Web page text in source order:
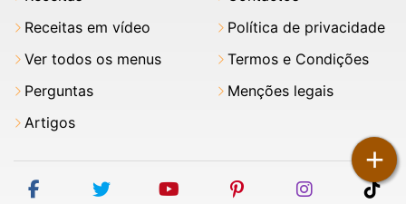
+
Receitas em vídeo
Ver todos os menus
Perguntas
Artigos
Política de privacidade
Termos e Condições
Menções legais
facebooktwitter youtubepinterestinstagram